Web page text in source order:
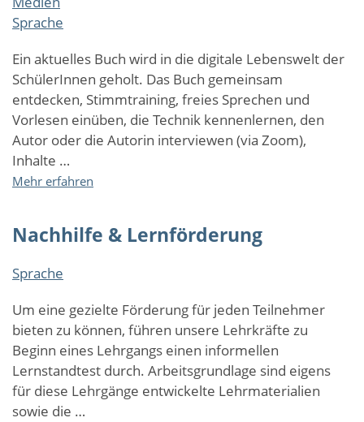
Sprache
Ein aktuelles Buch wird in die digitale Lebenswelt der
SchülerInnen geholt. Das Buch gemeinsam
entdecken, Stimmtraining, freies Sprechen und
Vorlesen einüben, die Technik kennenlernen, den
Autor oder die Autorin interviewen (via Zoom),
Inhalte …
Mehr erfahren
Medienbildung
Mit
BÜCHERALARM
Podcasts
selbst
gestalten
Nachhilfe & Lernförderung
Sprache
Um eine gezielte Förderung für jeden Teilnehmer
bieten zu können, führen unsere Lehrkräfte zu
Beginn eines Lehrgangs einen informellen
Lernstandtest durch. Arbeitsgrundlage sind eigens
für diese Lehrgänge entwickelte Lehrmaterialien
sowie die …